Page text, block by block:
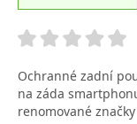
Ochranné zadní
na záda
renomované